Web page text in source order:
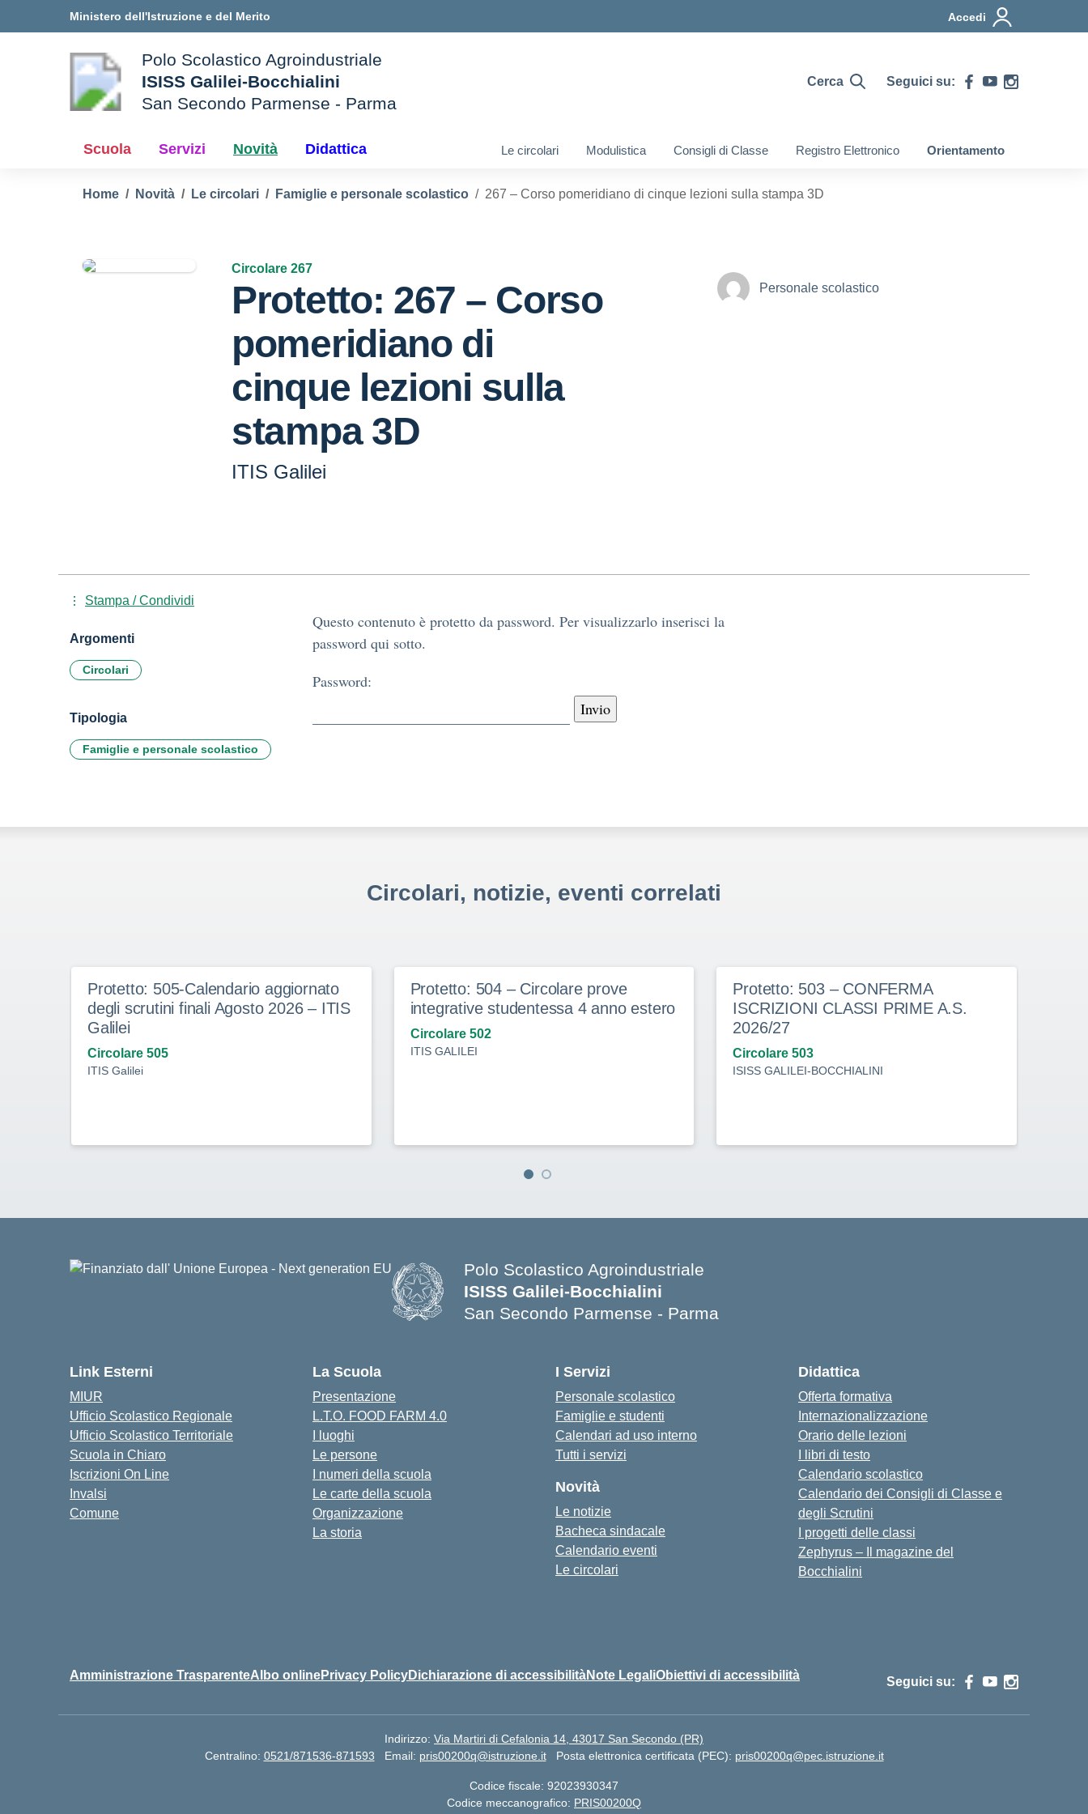
Ministero dell'Istruzione e del Merito Accedi
Polo Scolastico Agroindustriale
ISISS Galilei-Bocchialini
San Secondo Parmense - Parma
Cerca Seguici su:
Scuola Servizi Novità Didattica Le circolari Modulistica Consigli di Classe Registro Elettronico Orientamento
Home Novità Le circolari Famiglie e personale scolastico 267 – Corso pomeridiano di cinque lezioni sulla stampa 3D
Circolare 267
Protetto: 267 – Corso
pomeridiano di
cinque lezioni sulla
stampa 3D
ITIS Galilei
Personale scolastico
Questo contenuto è protetto da password. Per visualizzarlo inserisci la
password qui sotto.
Password:
Stampa / Condividi
Argomenti
Circolari
Tipologia
Famiglie e personale scolastico
Circolari, notizie, eventi correlati
Protetto: 505-Calendario aggiornato
degli scrutini finali Agosto 2026 – ITIS
Galilei
Circolare 505
ITIS Galilei
Protetto: 504 – Circolare prove
integrative studentessa 4 anno estero
Circolare 502
ITIS GALILEI
Protetto: 503 – CONFERMA
ISCRIZIONI CLASSI PRIME A.S.
2026/27
Circolare 503
ISISS GALILEI-BOCCHIALINI
Polo Scolastico Agroindustriale
ISISS Galilei-Bocchialini
San Secondo Parmense - Parma
Link Esterni
MIUR
Ufficio Scolastico Regionale
Ufficio Scolastico Territoriale
Scuola in Chiaro
Iscrizioni On Line
Invalsi
Comune
La Scuola
Presentazione
L.T.O. FOOD FARM 4.0
I luoghi
Le persone
I numeri della scuola
Le carte della scuola
Organizzazione
La storia
I Servizi
Personale scolastico
Famiglie e studenti
Calendari ad uso interno
Tutti i servizi
Novità
Le notizie
Bacheca sindacale
Calendario eventi
Le circolari
Didattica
Offerta formativa
Internazionalizzazione
Orario delle lezioni
I libri di testo
Calendario scolastico
Calendario dei Consigli di Classe e
degli Scrutini
I progetti delle classi
Zephyrus – Il magazine del
Bocchialini
Amministrazione TrasparenteAlbo onlinePrivacy PolicyDichiarazione di accessibilitàNote LegaliObiettivi di accessibilità Seguici su:
Indirizzo: Via Martiri di Cefalonia 14, 43017 San Secondo (PR)
Centralino: 0521/871536-871593 Email: pris00200q@istruzione.it Posta elettronica certificata (PEC): pris00200q@pec.istruzione.it
Codice fiscale: 92023930347
Codice meccanografico: PRIS00200Q